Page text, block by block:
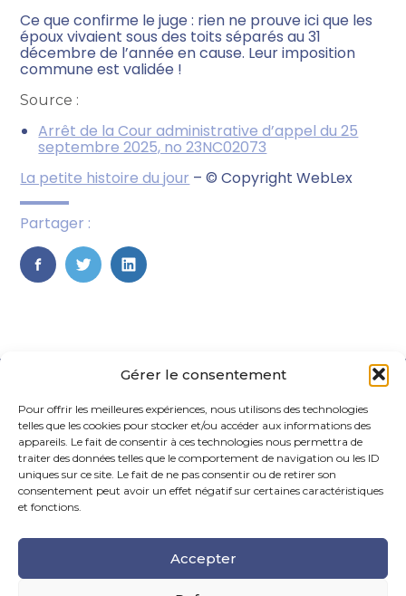
Gérer le consentement
Pour offrir les meilleures expériences, nous utilisons des technologies
telles que les cookies pour stocker et/ou accéder aux informations des
appareils. Le fait de consentir à ces technologies nous permettra de
traiter des données telles que le comportement de navigation ou les ID
uniques sur ce site. Le fait de ne pas consentir ou de retirer son
consentement peut avoir un effet négatif sur certaines caractéristiques
et fonctions.
Accepter
Ce que confirme le juge : rien ne prouve ici que les
époux vivaient sous des toits séparés au 31
décembre de l’année en cause. Leur imposition
commune est validée !
Source :
Arrêt de la Cour administrative d’appel du 25
septembre 2025, no 23NC02073
La petite histoire du jour – © Copyright WebLex
Partager :
FaceBook
TwitterLinkedIn
Footer
Principale
La Maison Des Conseils – 6 Rue Maurice Caunes, 31200
Toulouse